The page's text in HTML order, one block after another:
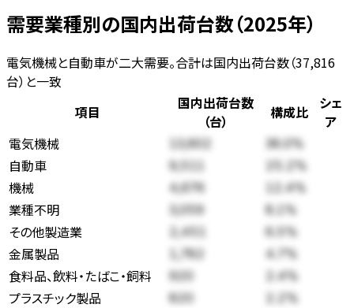
需要業種別の国内出荷台数（2025年）
電気機械と自動車が二大需要。合計は国内出荷台数（37,816
台）と一致
項目
国内出荷台数
（台）
構成比
シェ
ア
電気機械
13,602 36.0%
自動車 9,511 25.2 %
機械 4,676 12.4%
業種不明 3,059 8.1 %
その他製造業 2,451 6.5%
金属製品 1,782 4.7%
食料品、飲料・たばこ・飼料 920 2.4%
プラスチック製品 820 2.2 %